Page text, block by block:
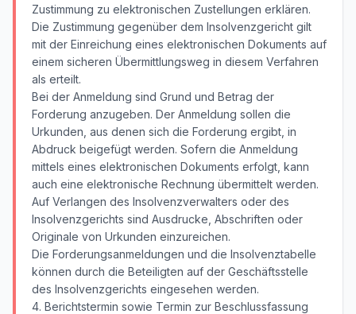
Zustimmung zu elektronischen Zustellungen erklären.
Die Zustimmung gegenüber dem Insolvenzgericht gilt
mit der Einreichung eines elektronischen Dokuments auf
einem sicheren Übermittlungsweg in diesem Verfahren
als erteilt.
Bei der Anmeldung sind Grund und Betrag der
Forderung anzugeben. Der Anmeldung sollen die
Urkunden, aus denen sich die Forderung ergibt, in
Abdruck beigefügt werden. Sofern die Anmeldung
mittels eines elektronischen Dokuments erfolgt, kann
auch eine elektronische Rechnung übermittelt werden.
Auf Verlangen des Insolvenzverwalters oder des
Insolvenzgerichts sind Ausdrucke, Abschriften oder
Originale von Urkunden einzureichen.
Die Forderungsanmeldungen und die Insolvenztabelle
können durch die Beteiligten auf der Geschäftsstelle
des Insolvenzgerichts eingesehen werden.
4. Berichtstermin sowie Termin zur Beschlussfassung